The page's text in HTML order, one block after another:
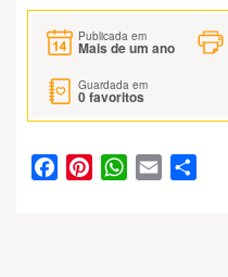
Publicada em
Mais de um ano
Guardada em
0favoritos
FacebookPinterestWhatsApp
Email